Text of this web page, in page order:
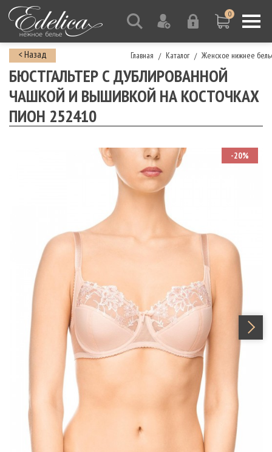
0
< Назад Главная / Каталог / Женское нижнее
БЮСТГАЛЬТЕР С ДУБЛИРОВАННОЙ
ЧАШКОЙ И ВЫШИВКОЙ НА КОСТОЧКАХ
ПИОН 252410
-20%